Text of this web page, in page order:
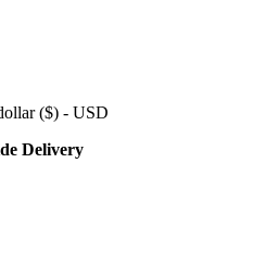
($) - USD
Delivery